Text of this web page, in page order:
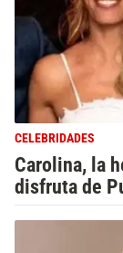
CELEBRIDADES
Carolina, la
disfruta de